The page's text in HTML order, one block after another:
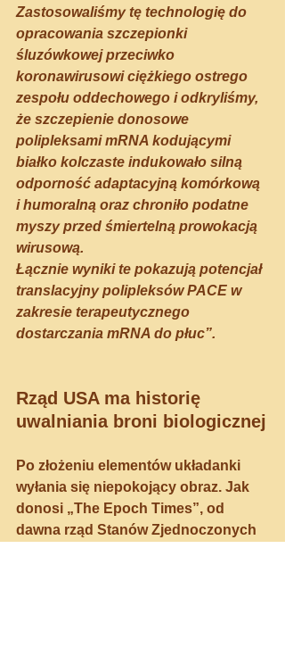
Zastosowaliśmy tę technologię do
opracowania szczepionki
śluzówkowej przeciwko
koronawirusowi ciężkiego ostrego
zespołu oddechowego i odkryliśmy,
że szczepienie donosowe
polipleksami mRNA kodującymi
białko kolczaste indukowało silną
odporność adaptacyjną komórkową
i humoralną oraz chroniło podatne
myszy przed śmiertelną prowokacją
wirusową.
Łącznie wyniki te pokazują potencjał
translacyjny polipleksów PACE w
zakresie terapeutycznego
dostarczania mRNA do płuc”.
Rząd USA ma historię
uwalniania broni biologicznej
Po złożeniu elementów układanki
wyłania się niepokojący obraz. Jak
donosi „The Epoch Times”, od
dawna rząd Stanów Zjednoczonych